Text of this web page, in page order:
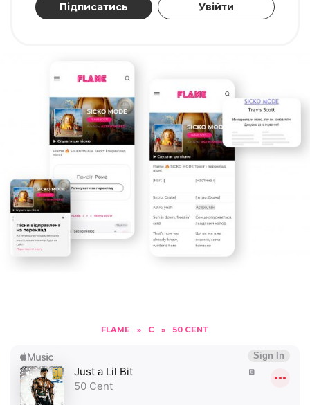
Підписатись Увійти
FLAME » C » 50 CENT